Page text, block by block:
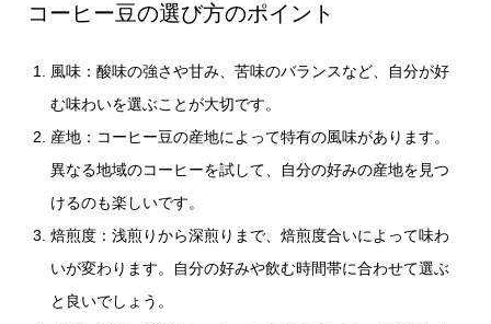
コーヒー豆の選び方のポイント
風味：酸味の強さや甘み、苦味のバランスなど、自分が好
む味わいを選ぶことが大切です。
産地：コーヒー豆の産地によって特有の風味があります。
異なる地域のコーヒーを試して、自分の好みの産地を見つ
けるのも楽しいです。
焙煎度：浅煎りから深煎りまで、焙煎度合いによって味わ
いが変わります。自分の好みや飲む時間帯に合わせて選ぶ
と良いでしょう。